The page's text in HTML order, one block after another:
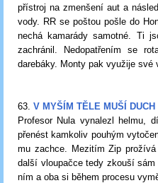
přístroj na zmenšení aut a
vody. RR se poštou pošle do
nechá kamarády samotné. Ti
zachránil. Nedopatřením se
darebáky. Monty pak využije
63. V MYŠÍM TĚLE MUŠÍ DUCH
Profesor Nula vynalezl helmu,
přenést kamkoliv pouhým
mu zachce. Mezitím Zip
další vloupačce tedy zkouší
ním a oba si během procesu